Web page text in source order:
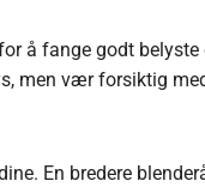
å fange godt belyste
men vær forsiktig
En bredere